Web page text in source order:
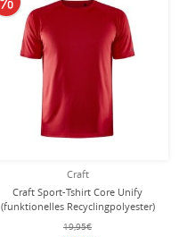
Craft
Craft Sport-Tshirt Core Unify
(funktionelles Recyclingpolyester)
rot Herren
19,95€